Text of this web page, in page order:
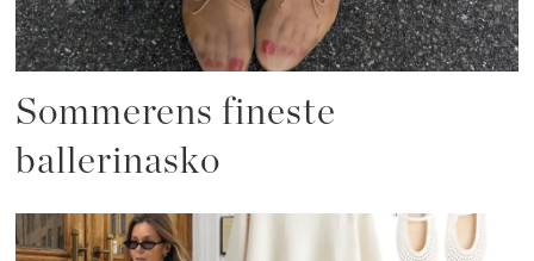
Sommerens fineste
ballerinasko